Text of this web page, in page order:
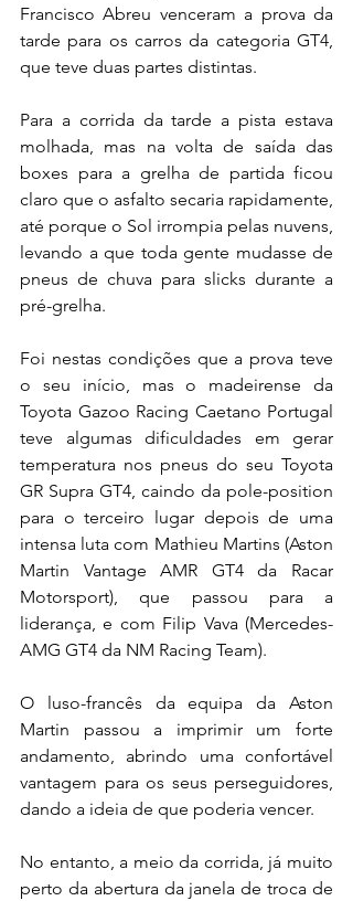
Francisco Abreu venceram a prova da
tarde para os carros da categoria GT4,
que teve duas partes distintas.
Para a corrida da tarde a pista estava
molhada, mas na volta de saída das
boxes para a grelha de partida ficou
claro que o asfalto secaria rapidamente,
até porque o Sol irrompia pelas nuvens,
levando a que toda gente mudasse de
pneus de chuva para slicks durante a
pré-grelha.
Foi nestas condições que a prova teve
o seu início, mas o madeirense da
Toyota Gazoo Racing Caetano Portugal
teve algumas dificuldades em gerar
temperatura nos pneus do seu Toyota
GR Supra GT4, caindo da pole-position
para o terceiro lugar depois de uma
intensa luta com Mathieu Martins (Aston
Martin Vantage AMR GT4 da Racar
Motorsport), que passou para a
liderança, e com Filip Vava (Mercedes-
AMG GT4 da NM Racing Team).
O luso-francês da equipa da Aston
Martin passou a imprimir um forte
andamento, abrindo uma confortável
vantagem para os seus perseguidores,
dando a ideia de que poderia vencer.
No entanto, a meio da corrida, já muito
perto da abertura da janela de troca de